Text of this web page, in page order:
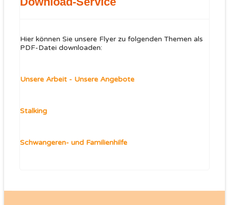
Hier können Sie unsere Flyer zu folgenden Themen als
PDF-Datei downloaden:
Unsere Arbeit - Unsere Angebote
Stalking
Schwangeren- und Familienhilfe